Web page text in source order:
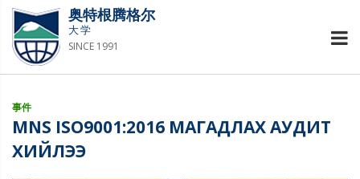
奥特根腾格尔
大学
SINCE 1991
事件
MNS ISO9001:2016 МАГАДЛАХ АУДИТ
ХИЙЛЭЭ